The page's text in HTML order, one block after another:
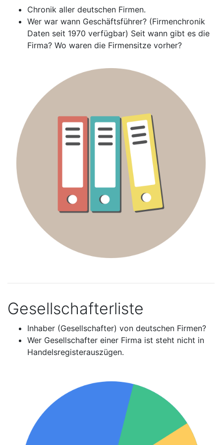
Chronik aller deutschen Firmen.
Wer war wann Geschäftsführer? (Firmenchronik
Daten seit 1970 verfügbar) Seit wann gibt es die
Firma? Wo waren die Firmensitze vorher?
Gesellschafterliste
Inhaber (Gesellschafter) von deutschen Firmen?
Wer Gesellschafter einer Firma ist steht nicht in
Handelsregisterauszügen.